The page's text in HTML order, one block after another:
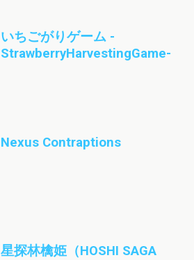
いちごがりゲーム -
StrawberryHarvestingGame-
Nexus Contraptions
星探林檎姫（HOSHI SAGA